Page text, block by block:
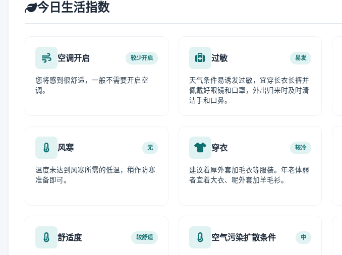
今日生活指数
空调开启 较少开启
您将感到很舒适，一般不需要开启空
调。
过敏 易发
天气条件易诱发过敏，宜穿长衣长裤并
佩戴好眼镜和口罩，外出归来时及时清
洁手和口鼻。
风寒 无
温度未达到风寒所需的低温，稍作防寒
准备即可。
穿衣 较冷
建议着厚外套加毛衣等服装。年老体弱
者宜着大衣、呢外套加羊毛衫。
舒适度 较舒适 空气污染扩散条件 中